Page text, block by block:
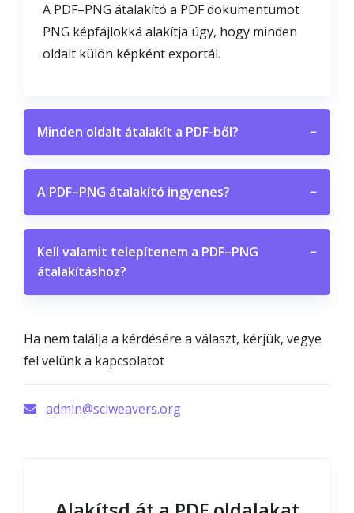
A PDF–PNG átalakító a PDF dokumentumot
PNG képfájlokká alakítja úgy, hogy minden
oldalt külön képként exportál.
Minden oldalt átalakít a PDF-ből? −
A PDF–PNG átalakító ingyenes? −
Kell valamit telepítenem a PDF–PNG
átalakításhoz?
−
Ha nem találja a kérdésére a választ, kérjük, vegye
fel velünk a kapcsolatot
admin@sciweavers.org